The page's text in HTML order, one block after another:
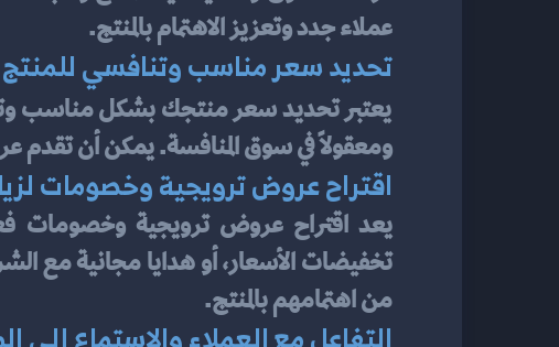
عملاء جدد وتعزيز الاهتمام بالمنتج.
تحديد سعر مناسب وتنافسي للمنتج
يعتبر تحديد سعر منتجك بشكل مناسب
ومعقولًا في سوق المنافسة. يمكن أن تقدم
اقتراح عروض ترويجية وخصومات
من اهتمامهم بالمنتج.
التفاعل مع العملاء والاستماع إلى